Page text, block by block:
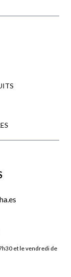
et le vendredi de